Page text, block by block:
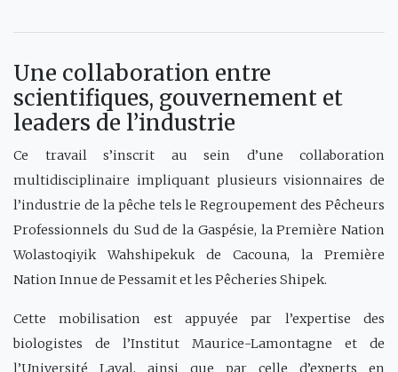
Une collaboration entre
scientifiques, gouvernement et
leaders de l’industrie
Ce travail s’inscrit au sein d’une collaboration
multidisciplinaire impliquant plusieurs visionnaires de
l’industrie de la pêche tels le Regroupement des Pêcheurs
Professionnels du Sud de la Gaspésie, la Première Nation
Wolastoqiyik Wahshipekuk de Cacouna, la Première
Nation Innue de Pessamit et les Pêcheries Shipek.
Cette mobilisation est appuyée par l’expertise des
biologistes de l’Institut Maurice-Lamontagne et de
l’Université Laval, ainsi que par celle d’experts en